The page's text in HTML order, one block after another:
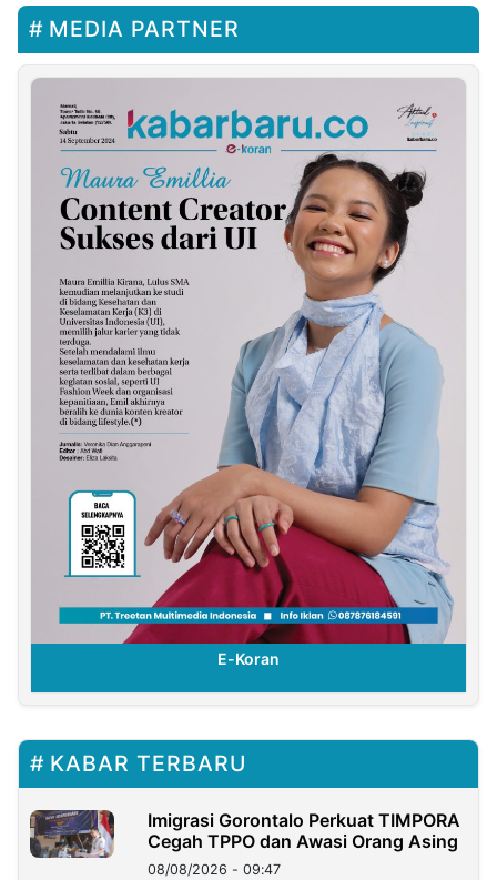
MEDIA PARTNER
E-Koran
KABAR TERBARU
Imigrasi Gorontalo Perkuat TIMPORA
Cegah TPPO dan Awasi Orang Asing
08/08/2026 - 09:47